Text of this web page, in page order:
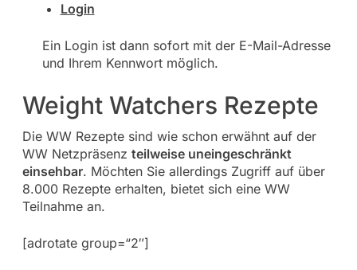
Login
Ein Login ist dann sofort mit der E-Mail-Adresse
und Ihrem Kennwort möglich.
Weight Watchers Rezepte
Die WW Rezepte sind wie schon erwähnt auf der
WW Netzpräsenz teilweise uneingeschränkt
einsehbar. Möchten Sie allerdings Zugriff auf über
8.000 Rezepte erhalten, bietet sich eine WW
Teilnahme an.
[adrotate group=“2″]